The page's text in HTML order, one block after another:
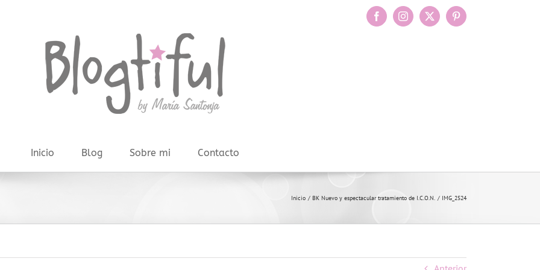
FacebookInstagram
X Pinterest
Inicio Blog Sobre mi Contacto
Inicio BK Nuevo y espectacular tratamiento de I.C.O.N. IMG_2524